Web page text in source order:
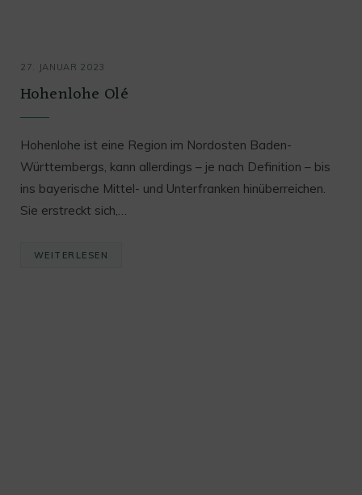
27. JANUAR 2023
Hohenlohe Olé
Hohenlohe ist eine Region im Nordosten Baden-
Württembergs, kann allerdings – je nach Definition – bis
ins bayerische Mittel- und Unterfranken hinüberreichen.
Sie erstreckt sich,…
WEITERLESEN